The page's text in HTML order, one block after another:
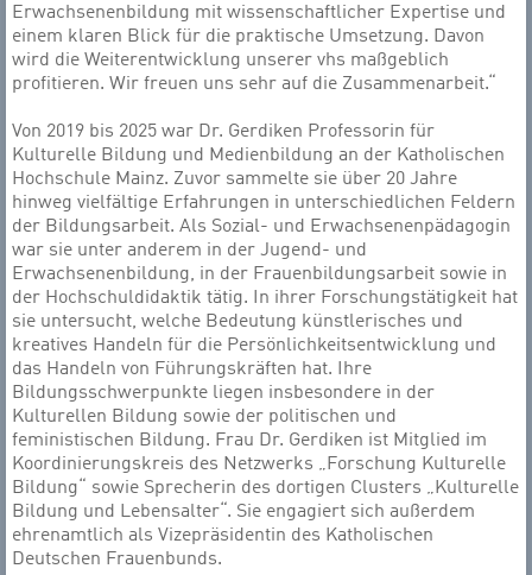
Erwachsenenbildung mit wissenschaftlicher Expertise und
einem klaren Blick für die praktische Umsetzung. Davon
wird die Weiterentwicklung unserer vhs maßgeblich
profitieren. Wir freuen uns sehr auf die Zusammenarbeit.“
Von 2019 bis 2025 war Dr. Gerdiken Professorin für
Kulturelle Bildung und Medienbildung an der Katholischen
Hochschule Mainz. Zuvor sammelte sie über 20 Jahre
hinweg vielfältige Erfahrungen in unterschiedlichen Feldern
der Bildungsarbeit. Als Sozial- und Erwachsenenpädagogin
war sie unter anderem in der Jugend- und
Erwachsenenbildung, in der Frauenbildungsarbeit sowie in
der Hochschuldidaktik tätig. In ihrer Forschungstätigkeit hat
sie untersucht, welche Bedeutung künstlerisches und
kreatives Handeln für die Persönlichkeitsentwicklung und
das Handeln von Führungskräften hat. Ihre
Bildungsschwerpunkte liegen insbesondere in der
Kulturellen Bildung sowie der politischen und
feministischen Bildung. Frau Dr. Gerdiken ist Mitglied im
Koordinierungskreis des Netzwerks „Forschung Kulturelle
Bildung“ sowie Sprecherin des dortigen Clusters „Kulturelle
Bildung und Lebensalter“. Sie engagiert sich außerdem
ehrenamtlich als Vizepräsidentin des Katholischen
Deutschen Frauenbunds.